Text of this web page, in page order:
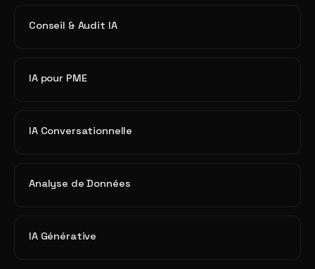
Conseil & Audit IA
IA pour PME
IA Conversationnelle
Analyse de Données
IA Générative